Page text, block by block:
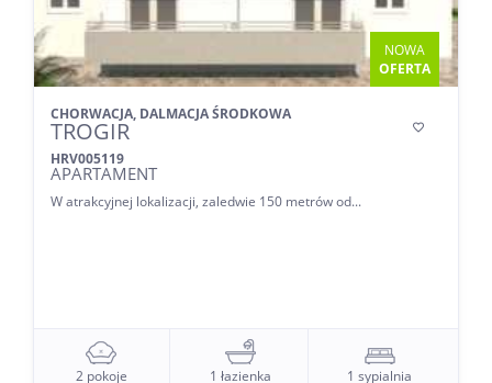
NOWA
OFERTA
CHORWACJA, DALMACJA ŚRODKOWA
TROGIR
HRV005119
APARTAMENT

W atrakcyjnej lokalizacji, zaledwie 150 metrów od...
2 pokoje 1 łazienka 1 sypialnia